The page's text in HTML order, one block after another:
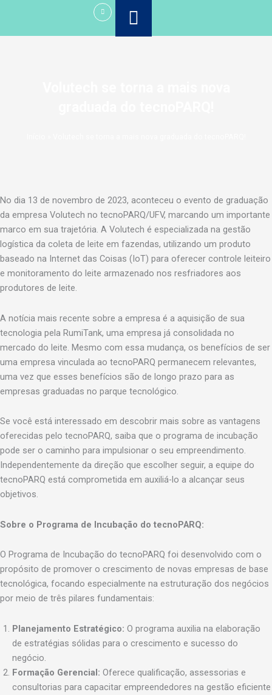
o
No dia 13 de novembro de 2023, aconteceu o evento de graduação
da empresa Volutech no tecnoPARQ/UFV, marcando um importante
marco em sua trajetória. A Volutech é especializada na gestão
logística da coleta de leite em fazendas, utilizando um produto
baseado na Internet das Coisas (IoT) para oferecer controle leiteiro
e monitoramento do leite armazenado nos resfriadores aos
produtores de leite.
A notícia mais recente sobre a empresa é a aquisição de sua
tecnologia pela RumiTank, uma empresa já consolidada no
mercado do leite. Mesmo com essa mudança, os benefícios de ser
uma empresa vinculada ao tecnoPARQ permanecem relevantes,
uma vez que esses benefícios são de longo prazo para as
empresas graduadas no parque tecnológico.
Se você está interessado em descobrir mais sobre as vantagens
oferecidas pelo tecnoPARQ, saiba que o programa de incubação
pode ser o caminho para impulsionar o seu empreendimento.
Independentemente da direção que escolher seguir, a equipe do
tecnoPARQ está comprometida em auxiliá-lo a alcançar seus
objetivos.
Sobre o Programa de Incubação do tecnoPARQ:
O Programa de Incubação do tecnoPARQ foi desenvolvido com o
propósito de promover o crescimento de novas empresas de base
tecnológica, focando especialmente na estruturação dos negócios
por meio de três pilares fundamentais:
Planejamento Estratégico: O programa auxilia na elaboração
de estratégias sólidas para o crescimento e sucesso do
negócio.
Formação Gerencial: Oferece qualificação, assessorias e
consultorias para capacitar empreendedores na gestão eficiente